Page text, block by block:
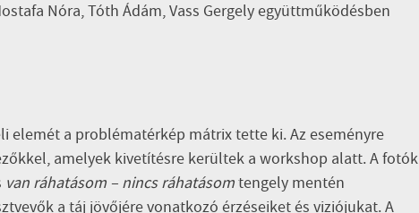
Nóra, Tóth Ádám, Vass Gergelyegyüttműködésben
elemét a problématérkép mátrix tette ki. Az eseményre
amelyek kivetítésre kerültek a workshop alatt. A fotók
van ráhatásom – nincs ráhatásomtengely mentén
a táj jövőjére vonatkozó érzéseiket és viziójukat. A